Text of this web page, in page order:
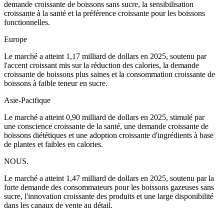
demande croissante de boissons sans sucre, la sensibilisation
croissante à la santé et la préférence croissante pour les boissons
fonctionnelles.
Europe
Le marché a atteint 1,17 milliard de dollars en 2025, soutenu par
l'accent croissant mis sur la réduction des calories, la demande
croissante de boissons plus saines et la consommation croissante de
boissons à faible teneur en sucre.
Asie-Pacifique
Le marché a atteint 0,90 milliard de dollars en 2025, stimulé par
une conscience croissante de la santé, une demande croissante de
boissons diététiques et une adoption croissante d'ingrédients à base
de plantes et faibles en calories.
NOUS.
Le marché a atteint 1,47 milliard de dollars en 2025, soutenu par la
forte demande des consommateurs pour les boissons gazeuses sans
sucre, l'innovation croissante des produits et une large disponibilité
dans les canaux de vente au détail.